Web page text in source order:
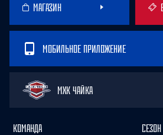
МАГАЗИН
МОБИЛЬНОЕ ПРИЛОЖЕНИЕ
МХК ЧАЙКА
КОМАНДА СЕЗОН